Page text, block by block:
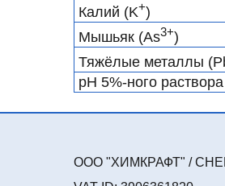
Калий (K+)
Мышьяк (As3+)
Тяжёлые металлы
pH 5%-ного
ООО "ХИМКРАФТ" /